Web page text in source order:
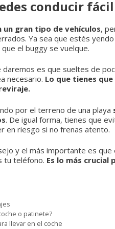
conducir
un gran tipo de vehículos,
Ya sea que estés
el buggy se vuelque.
es que sueltes de
necesario. Lo que tienes
por el terreno de una playa
. De igual forma, tienes que
en riesgo si no frenas atento.
y el más importante es
tu teléfono. Es lo más crucial
o patinete?
llevar en el coche